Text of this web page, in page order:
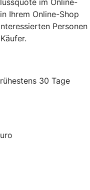
im Online-
Ihrem Online-Shop
Personen
30 Tage